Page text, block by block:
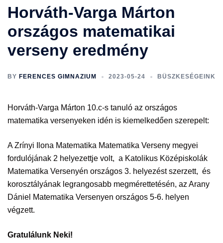
Horváth-Varga Márton
országos matematikai
verseny eredmény
BY FERENCES GIMNAZIUM 2023-05-24 BÜSZKESÉGEINK
Horváth-Varga Márton 10.c-s tanuló az országos
matematika versenyeken idén is kiemelkedően szerepelt:
A Zrínyi Ilona Matematika Matematika Verseny megyei
fordulójának 2 helyezettje volt, a Katolikus Középiskolák
Matematika Versenyén országos 3. helyezést szerzett, és
korosztályának legrangosabb megmérettetésén, az Arany
Dániel Matematika Versenyen országos 5-6. helyen
végzett.
Gratulálunk Neki!